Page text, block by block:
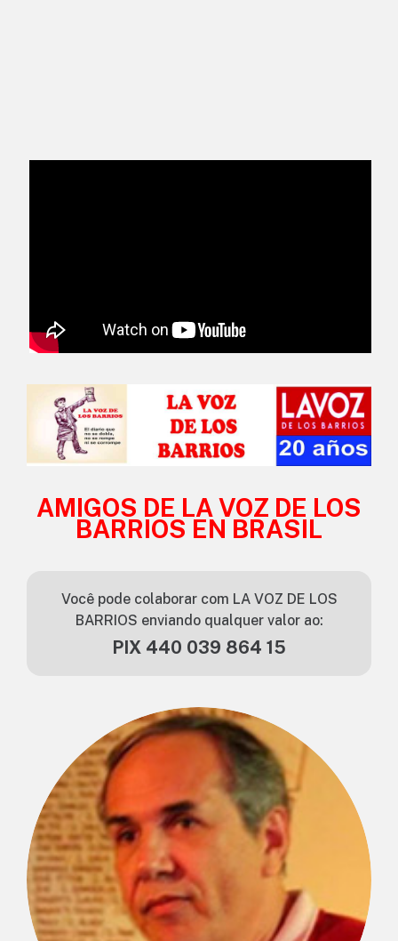
AMIGOS DE LA VOZ DE LOS
BARRIOS EN BRASIL
Você pode colaborar com LA VOZ DE LOS
BARRIOS enviando qualquer valor ao:
PIX 440 039 864 15